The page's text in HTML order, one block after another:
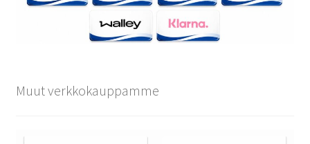
Muut verkkokauppamme